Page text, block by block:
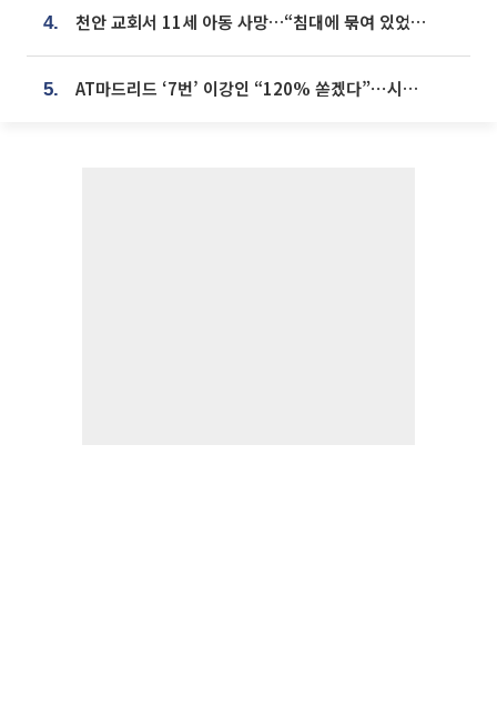
4. 천안 교회서 11세 아동 사망…“침대에 묶여 있었다” 진술 확보
5. AT마드리드 ‘7번’ 이강인 “120% 쏟겠다”⋯시메오네 감독 “필요한 선수”